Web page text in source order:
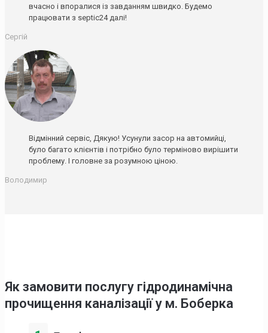
вчасно і впоралися із завданням швидко. Будемо
працювати з septic24 далі!
Сергій
Відмінний сервіс, Дякую! Усунули засор на автомийці,
було багато клієнтів і потрібно було терміново вирішити
проблему. І головне за розумною ціною.
Володимир
Як замовити послугу гідродинамічна
прочищення каналізації у м. Боберка